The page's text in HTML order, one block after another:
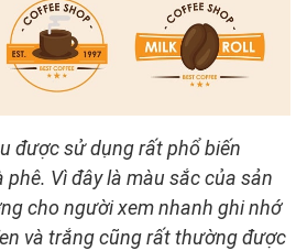
được sử dụng rất phổ biến
Vì đây là màu sắc của sản
cho người xem nhanh ghi nhớ
và trắng cũng rất thường được